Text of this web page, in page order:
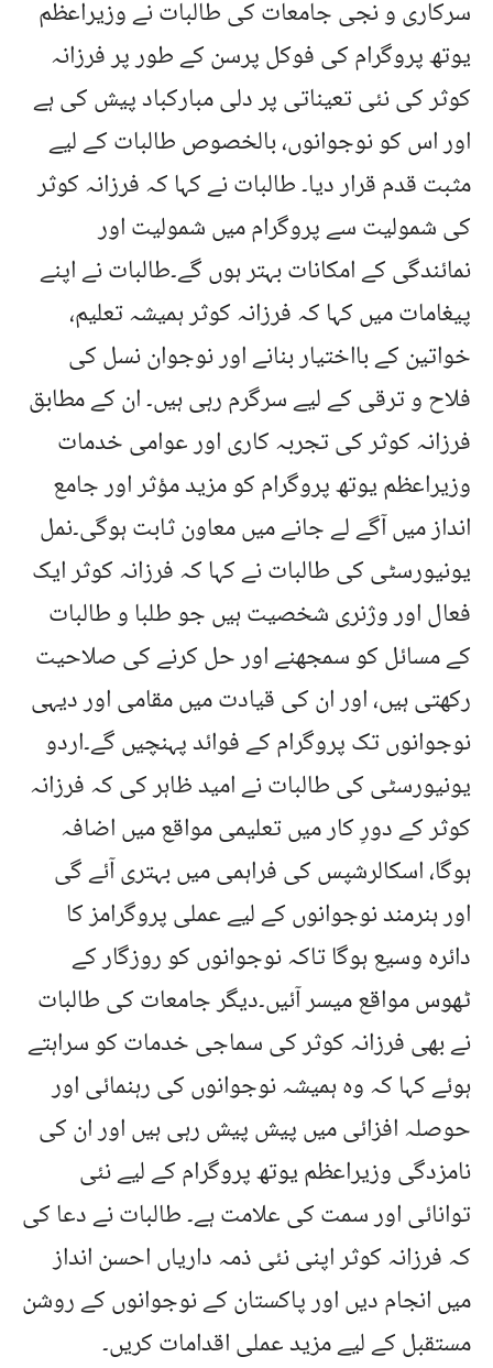
سرکاری و نجی جامعات کی طالبات نے وزیراعظم
یوتھ پروگرام کی فوکل پرسن کے طور پر فرزانہ
کوثر کی نئی تعیناتی پر دلی مبارکباد پیش کی ہے
اور اس کو نوجوانوں، بالخصوص طالبات کے لیے
مثبت قدم قرار دیا۔ طالبات نے کہا کہ فرزانہ کوثر
کی شمولیت سے پروگرام میں شمولیت اور
نمائندگی کے امکانات بہتر ہوں گے۔طالبات نے اپنے
پیغامات میں کہا کہ فرزانہ کوثر ہمیشہ تعلیم،
خواتین کے بااختیار بنانے اور نوجوان نسل کی
فلاح و ترقی کے لیے سرگرم رہی ہیں۔ ان کے مطابق
فرزانہ کوثر کی تجربہ کاری اور عوامی خدمات
وزیراعظم یوتھ پروگرام کو مزید مؤثر اور جامع
انداز میں آگے لے جانے میں معاون ثابت ہوگی۔نمل
یونیورسٹی کی طالبات نے کہا کہ فرزانہ کوثر ایک
فعال اور وژنری شخصیت ہیں جو طلبا و طالبات
کے مسائل کو سمجھنے اور حل کرنے کی صلاحیت
رکھتی ہیں، اور ان کی قیادت میں مقامی اور دیہی
نوجوانوں تک پروگرام کے فوائد پہنچیں گے۔اردو
یونیورسٹی کی طالبات نے امید ظاہر کی کہ فرزانہ
کوثر کے دورِ کار میں تعلیمی مواقع میں اضافہ
ہوگا، اسکالرشپس کی فراہمی میں بہتری آئے گی
اور ہنرمند نوجوانوں کے لیے عملی پروگرامز کا
دائرہ وسیع ہوگا تاکہ نوجوانوں کو روزگار کے
ٹھوس مواقع میسر آئیں۔دیگر جامعات کی طالبات
نے بھی فرزانہ کوثر کی سماجی خدمات کو سراہتے
ہوئے کہا کہ وہ ہمیشہ نوجوانوں کی رہنمائی اور
حوصلہ افزائی میں پیش پیش رہی ہیں اور ان کی
نامزدگی وزیراعظم یوتھ پروگرام کے لیے نئی
توانائی اور سمت کی علامت ہے۔ طالبات نے دعا کی
کہ فرزانہ کوثر اپنی نئی ذمہ داریاں احسن انداز
میں انجام دیں اور پاکستان کے نوجوانوں کے روشن
مستقبل کے لیے مزید عملی اقدامات کریں۔